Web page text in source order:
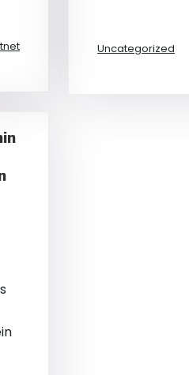
Uncategorized